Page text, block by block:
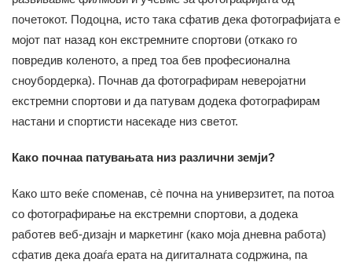
почетокот. Подоцна, исто така сфатив дека фотографијата е
мојот пат назад кон екстремните спортови (откако го
повредив коленото, а пред тоа бев професионална
сноубордерка). Почнав да фотографирам неверојатни
екстремни спортови и да патувам додека фотографирам
настани и спортисти насекаде низ светот.
Како почнаа патувањата низ различни земји?
Како што веќе споменав, сè почна на универзитет, па потоа
со фотографирање на екстремни спортови, а додека
работев веб-дизајн и маркетинг (како моја дневна работа)
сфатив дека доаѓа ерата на дигиталната содржина, па